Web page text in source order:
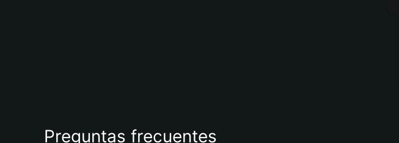
Preguntas frecuentes